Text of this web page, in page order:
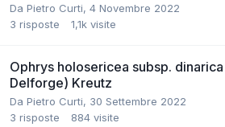
Da Pietro Curti, 4 Novembre 2022
3 risposte 1,1k visite
Ophrys holosericea subsp.
Delforge) Kreutz
Da Pietro Curti, 30 Settembre 2022
3 risposte 884 visite